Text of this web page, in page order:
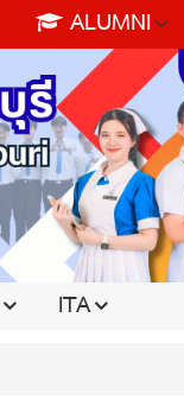
ALUMNI
ITA